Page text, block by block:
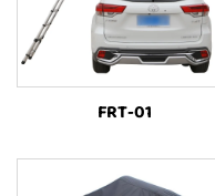
FRT-01